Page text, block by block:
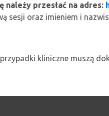
należy przesłać na adres:
sesji oraz imieniem i
kliniczne muszą